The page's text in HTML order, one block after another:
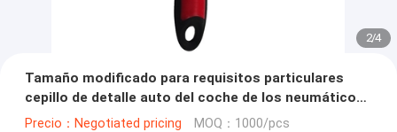
2/4
Tamaño modificado para requisitos particulares
cepillo de detalle auto del coche de los neumáticos
de la carrocería y de la rueda
Precio：Negotiated pricing MOQ：1000/pcs